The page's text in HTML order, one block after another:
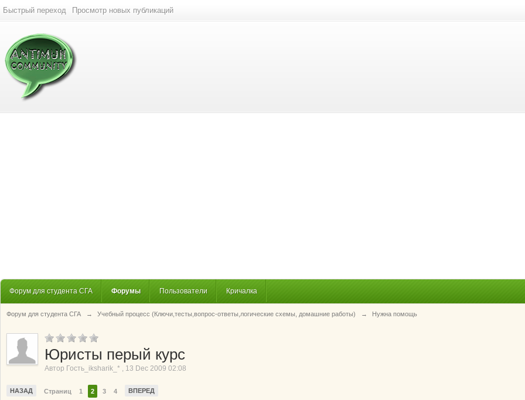
Быстрый переход Просмотр новых публикаций
Форум для студента СГА Форумы Пользователи Кричалка
Форум для студента СГА → Учебный процесс (Ключи,тесты,вопрос-ответы,логические схемы, домашние работы) → Нужна помощь
Юристы перый курс
Автор Гость_iksharik_* , 13 Dec 2009 02:08
НАЗАД Страниц 1 2 3 4 ВПЕРЕД